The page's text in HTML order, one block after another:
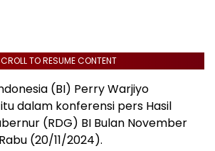
TO RESUME CONTENT
(BI) Perry Warjiyo
dalam konferensi pers Hasil
(RDG) BI Bulan November
(20/11/2024).